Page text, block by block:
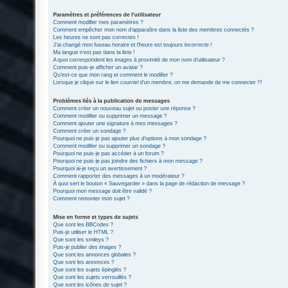
Paramètres et préférences de l’utilisateur
Comment modifier mes paramètres ?
Comment empêcher mon nom d’apparaître dans la liste des membres connectés ?
Les heures ne sont pas correctes !
J’ai changé mon fuseau horaire et l’heure est toujours incorrecte !
Ma langue n’est pas dans la liste !
A quoi correspondent les images à proximité de mon nom d’utilisateur ?
Comment puis-je afficher un avatar ?
Qu’est-ce que mon rang et comment le modifier ?
Lorsque je clique sur le lien courrield’un membre, on me demande de me connecter !?
Problèmes liés à la publication de messages
Comment créer un nouveau sujet ou poster une réponse ?
Comment modifier ou supprimer un message ?
Comment ajouter une signature à mes messages ?
Comment créer un sondage ?
Pourquoi ne puis-je pas ajouter plus d’options à mon sondage ?
Comment modifier ou supprimer un sondage ?
Pourquoi ne puis-je pas accéder à un forum ?
Pourquoi ne puis-je pas joindre des fichiers à mon message ?
Pourquoi ai-je reçu un avertissement ?
Comment rapporter des messages à un modérateur ?
À quoi sert le bouton « Sauvegarder » dans la page de rédaction de message ?
Pourquoi mon message doit être validé ?
Comment remonter mon sujet ?
Mise en forme et types de sujets
Que sont les BBCodes ?
Puis-je utiliser le HTML ?
Que sont les smileys ?
Puis-je publier des images ?
Que sont les annonces globales ?
Que sont les annonces ?
Que sont les sujets épinglés ?
Que sont les sujets verrouillés ?
Que sont les icônes de sujet ?